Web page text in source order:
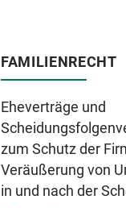
FAMILIENRECHT
Eheverträge und
zum Schutz der
Veräußerung von
in und nach der